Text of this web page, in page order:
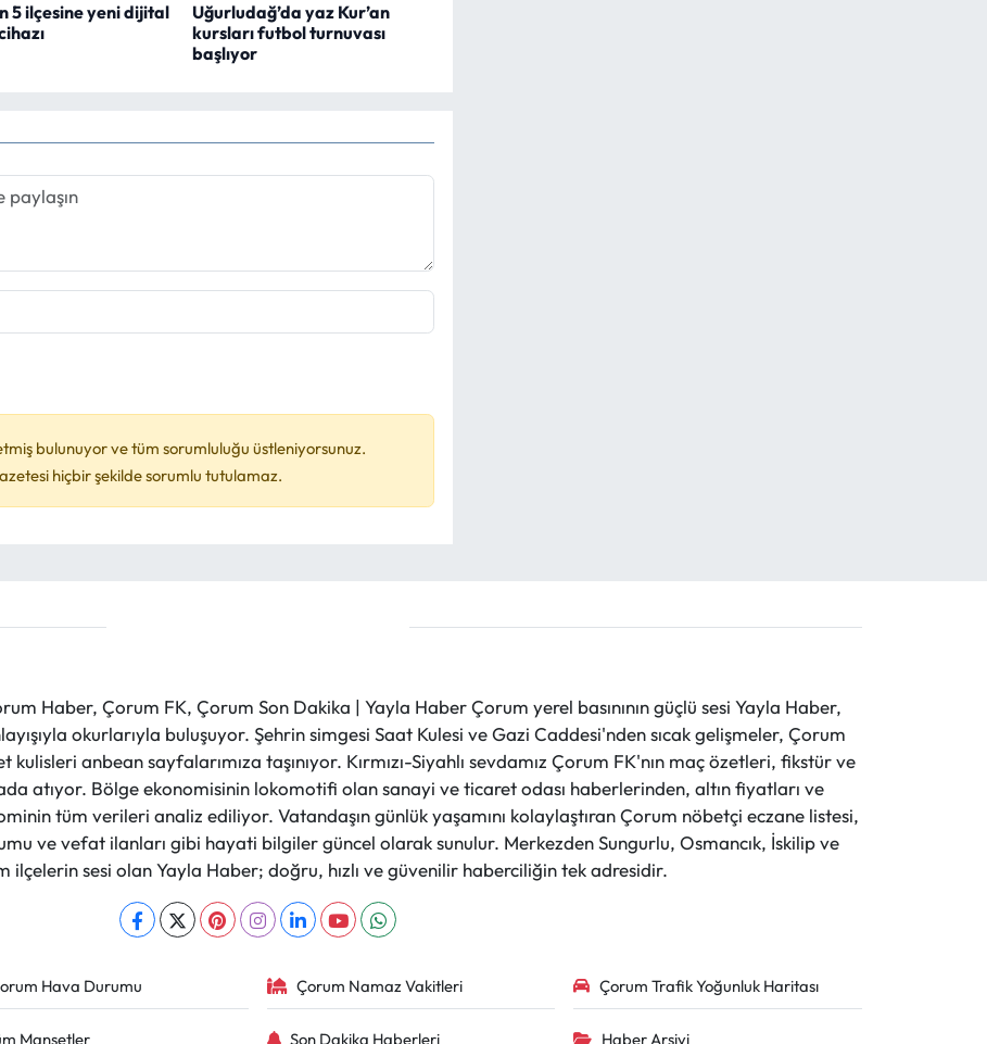
5 ilçesine yeni dijital
Uğurludağ’da yaz Kur’an
kursları futbol turnuvası
başlıyor
bulunuyor ve tüm sorumluluğu üstleniyorsunuz.
hiçbir şekilde sorumlu tutulamaz.
Haber, Çorum FK, Çorum Son Dakika | Yayla Haber Çorum yerel basınının güçlü sesi Yayla Haber,
okurlarıyla buluşuyor. Şehrin simgesi Saat Kulesi ve Gazi Caddesi'nden sıcak gelişmeler, Çorum
anbean sayfalarımıza taşınıyor. Kırmızı-Siyahlı sevdamız Çorum FK'nın maç özetleri, fikstür ve
atıyor. Bölge ekonomisinin lokomotifi olan sanayi ve ticaret odası haberlerinden, altın fiyatları ve
tüm verileri analiz ediliyor. Vatandaşın günlük yaşamını kolaylaştıran Çorum nöbetçi eczane listesi,
ve vefat ilanları gibi hayati bilgiler güncel olarak sunulur. Merkezden Sungurlu, Osmancık, İskilip ve
ilçelerin sesi olan Yayla Haber; doğru, hızlı ve güvenilir haberciliğin tek adresidir.
Hava Durumu Çorum Namaz Vakitleri Çorum Trafik Yoğunluk Haritası
Manşetler Son Dakika Haberleri Haber Arşivi